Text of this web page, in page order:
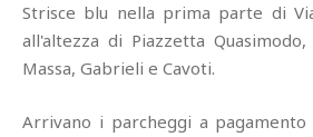
Strisce blu nella prima parte di
all'altezza di Piazzetta
Massa, Gabrieli e Cavoti.
Arrivano i parcheggi a pagamento